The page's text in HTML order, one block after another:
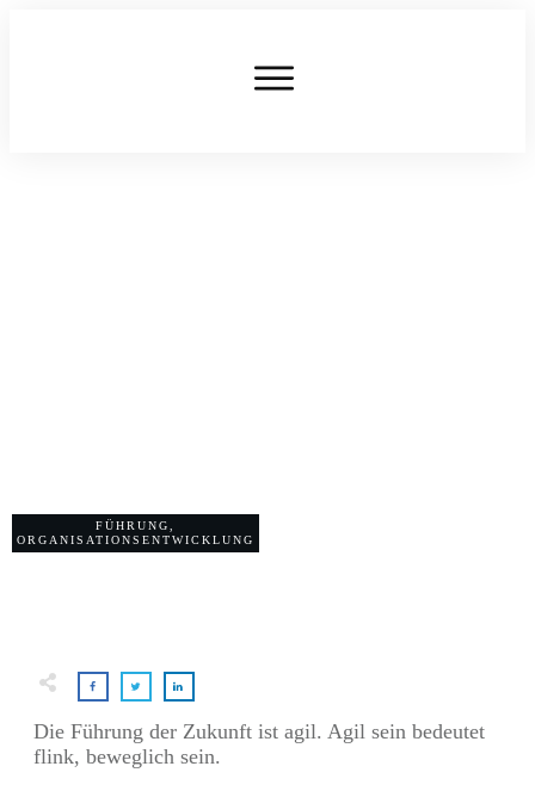
FÜHRUNG
ORGANISATIONSENTWICKLUNG
Die Führung der Zukunft ist agil. Agil sein bedeutet
flink, beweglich sein.